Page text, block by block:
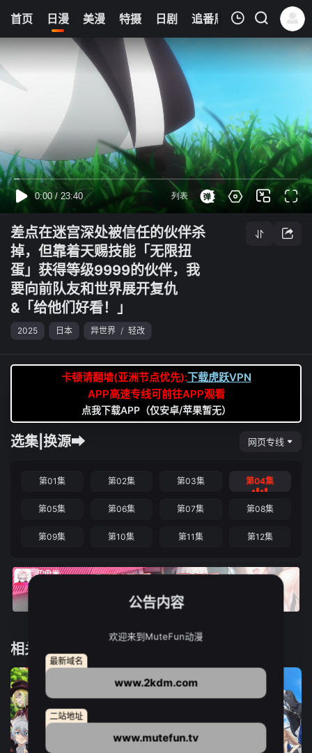
首页 日漫 美漫 特摄 日剧 追番周表 今日更新
0
我的观影记录
差点在迷宫深处被信任的伙伴杀掉，但靠着天赐技能「无限扭蛋」获得等级9999的伙伴，我要向前队友和世界展开复仇&「给他们好看！」
清空
差点在迷宫深处被信任的伙伴杀
掉，但靠着天赐技能「无限扭
蛋」获得等级9999的伙伴，我
要向前队友和世界展开复仇
&「给他们好看！」
2025 日本 异世界 / 轻改
卡顿请翻墙(亚洲节点优先):下载虎跃VPN
APP高速专线可前往APP观看
点我下载APP（仅安卓/苹果暂无）
选集|换源➡ 网页专线
第01集 第02集 第03集 第04集
第05集 第06集 第07集 第08集
第09集 第10集 第11集 第12集
相关推荐
公告内容
欢迎来到MuteFun动漫
最新域名
www.2kdm.com
二站地址
www.mutefun.tv